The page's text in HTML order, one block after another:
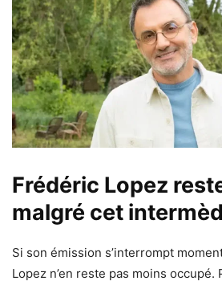
Frédéric Lopez
malgré cet
Si son émission s’interrompt
Lopez n’en reste pas moins